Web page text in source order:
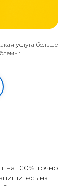
услуга больше
на 100% точно
на